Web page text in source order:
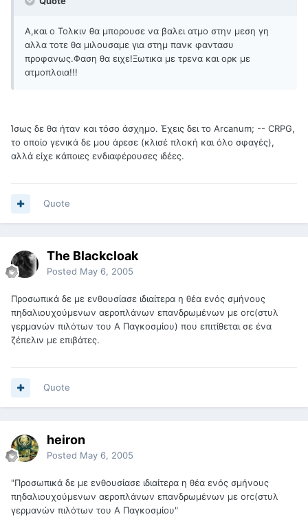
Α,και ο Τολκιν θα μπορουσε να βαλει ατμο στην μεση γη
αλλα τοτε θα μιλουσαμε για στημ πανκ φαντασυ
προφανως.Φαση θα ειχε!Ξωτικα με τρενα και ορκ με
ατμοπλοια!!!
Ίσως δε θα ήταν και τόσο άσχημο. Έχεις δει το Arcanum; -- CRPG,
το οποίο γενικά δε μου άρεσε (κλισέ πλοκή και όλο σφαγές),
αλλά είχε κάποιες ενδιαφέρουσες ιδέες.
Quote
The Blackcloak
Posted May 6, 2005
Προσωπικά δε με ενθουσίασε ιδιαίτερα η θέα ενός σμήνους
πηδαλιουχούμενων αεροπλάνων επανδρωμένων με orc(στυλ
γερμανών πιλότων του Α Παγκοσμίου) που επιτίθεται σε ένα
ζέπελιν με επιβάτες.
Quote
heiron
Posted May 6, 2005
"Προσωπικά δε με ενθουσίασε ιδιαίτερα η θέα ενός σμήνους
πηδαλιουχούμενων αεροπλάνων επανδρωμένων με orc(στυλ
γερμανών πιλότων του Α Παγκοσμίου"